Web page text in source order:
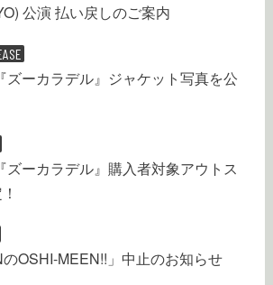
公演 払い戻しのご案内
ズーカラデル』ジャケット写真を公
ズーカラデル』購入者対象アウトス
のOSHI-MEEN!!」中止のお知らせ